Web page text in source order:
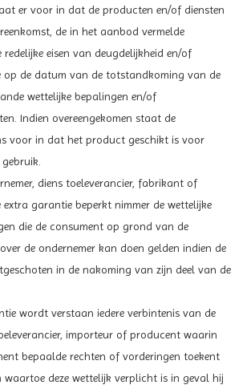
er voor in dat de producten en/of diensten
de in het aanbod vermelde
redelijke eisen van deugdelijkheid en/of
op de datum van de totstandkoming van de
wettelijke bepalingen en/of
Indien overeengekomen staat de
voor in dat het product geschikt is voor
diens toeleverancier, fabrikant of
garantie beperkt nimmer de wettelijke
die de consument op grond van de
de ondernemer kan doen gelden indien de
in de nakoming van zijn deel van de
wordt verstaan iedere verbintenis van de
importeur of producent waarin
bepaalde rechten of vorderingen toekent
waartoe deze wettelijk verplicht is in geval hij